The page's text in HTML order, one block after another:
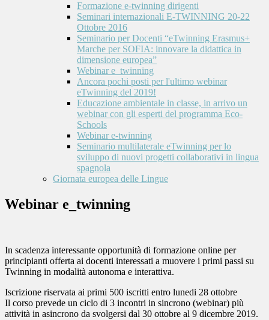
Formazione e-twinning dirigenti
Seminari internazionali E-TWINNING 20-22
Ottobre 2016
Seminario per Docenti “eTwinning Erasmus+
Marche per SOFIA: innovare la didattica in
dimensione europea”
Webinar e_twinning
Ancora pochi posti per l'ultimo webinar
eTwinning del 2019!
Educazione ambientale in classe, in arrivo un
webinar con gli esperti del programma Eco-
Schools
Webinar e-twinning
Seminario multilaterale eTwinning per lo
sviluppo di nuovi progetti collaborativi in lingua
spagnola
Giornata europea delle Lingue
Webinar e_twinning
In scadenza interessante opportunità di formazione online per
principianti offerta ai docenti interessati a muovere i primi passi su
Twinning in modalità autonoma e interattiva.
Iscrizione riservata ai primi 500 iscritti entro lunedi 28 ottobre
Il corso prevede un ciclo di 3 incontri in sincrono (webinar) più
attività in asincrono da svolgersi dal 30 ottobre al 9 dicembre 2019.